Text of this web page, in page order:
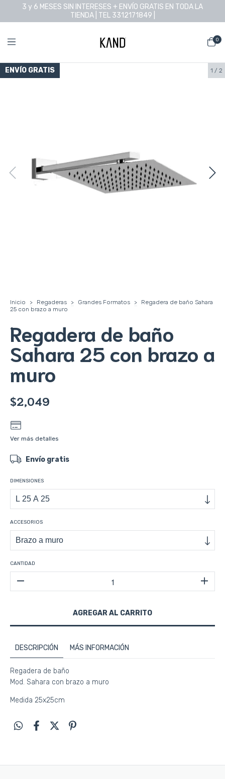
3 y 6 MESES SIN INTERESES + ENVÍO GRATIS EN TODA LA
TIENDA | TEL 3312171849 |
0
ENVÍO GRATIS 1 / 2
Inicio > Regaderas > Grandes Formatos >
Regadera de baño Sahara
25 con brazo a muro
Regadera de baño
Sahara 25 con brazo a
muro
$2,049
Ver más detalles
Envío gratis
DIMENSIONES
ACCESORIOS
CANTIDAD
DESCRIPCIÓN MÁS INFORMACIÓN
Regadera de baño
Mod. Sahara con brazo a muro
Medida 25x25cm